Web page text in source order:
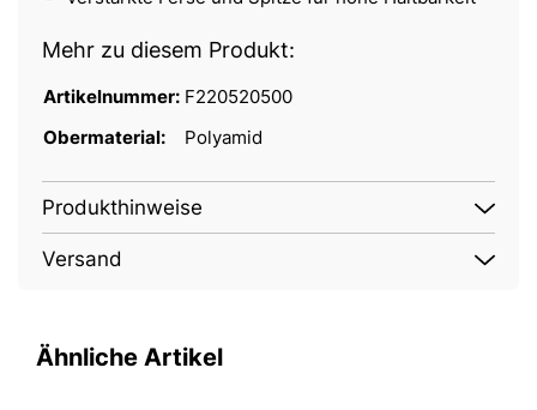
Mehr zu diesem Produkt:
Artikelnummer: F220520500
Obermaterial:
Polyamid
Produkthinweise
Versand
Ähnliche Artikel